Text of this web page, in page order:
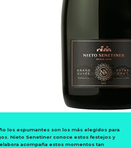
los espumantes son los más elegidos para
Nieto Senetiner conoce estos festejos y
acompaña estos momentos tan